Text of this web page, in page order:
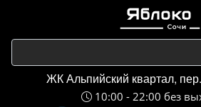
ЖК Альпийский квартал,
10:00 - 22:00 без